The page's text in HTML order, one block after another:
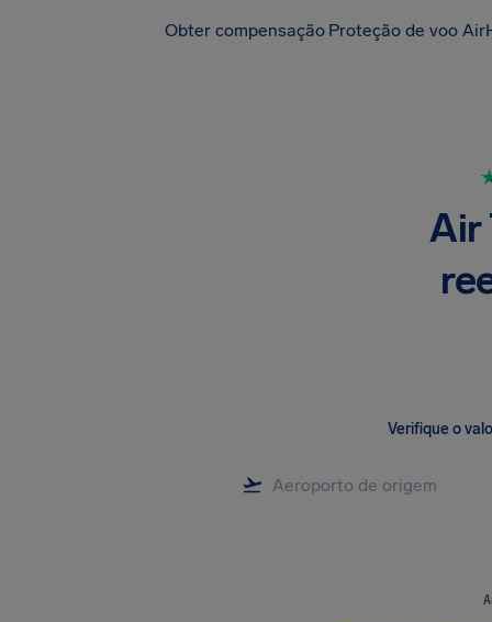
Obter compensação Proteção de voo
Air
Verifique o